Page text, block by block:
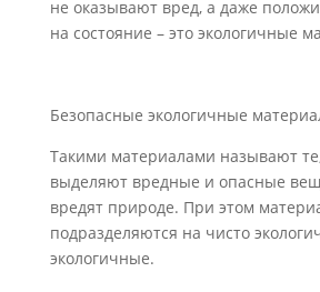
не оказывают вред, а даже
на состояние – это экологичные
Безопасные экологичные
Такими материалами называют
выделяют вредные и опасные
вредят природе. При этом
подразделяются на чисто
экологичные.